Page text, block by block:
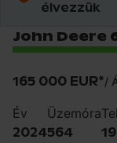
élvezzük
John Deere
165 000 EUR*/
Év
2024
Üzemóra
564